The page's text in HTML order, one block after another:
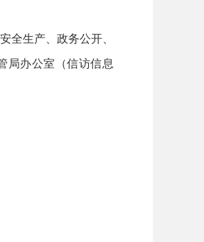
生产、政务公开、
局办公室（信访信息